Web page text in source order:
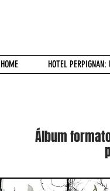
HOME HOTEL
Álbum